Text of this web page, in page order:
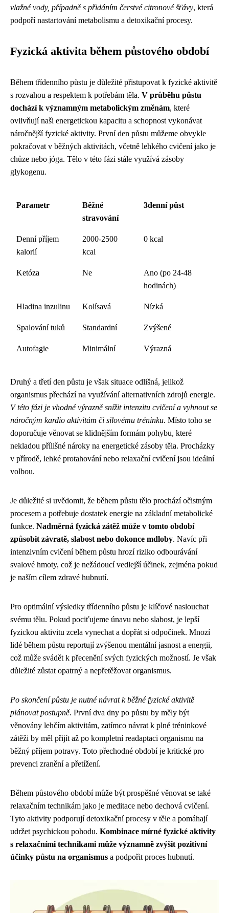
vlažné vody, případně s přidáním čerstvé citronové šťávy, která
podpoří nastartování metabolismu a detoxikační procesy.
Fyzická aktivita během půstového období
Během třídenního půstu je důležité přistupovat k fyzické aktivitě
s rozvahou a respektem k potřebám těla. V průběhu půstu
dochází k významným metabolickým změnám, které
ovlivňují naši energetickou kapacitu a schopnost vykonávat
náročnější fyzické aktivity. První den půstu můžeme obvykle
pokračovat v běžných aktivitách, včetně lehkého cvičení jako je
chůze nebo jóga. Tělo v této fázi stále využívá zásoby
glykogenu.
Parametr
Běžné
stravování
3denní půst
Denní příjem
kalorií
2000-2500
kcal
0 kcal
Ketóza Ne
Ano (po 24-48
hodinách)
Hladina inzulinu Kolísavá Nízká
Spalování tuků Standardní Zvýšené
Autofagie Minimální Výrazná
Druhý a třetí den půstu je však situace odlišná, jelikož
organismus přechází na využívání alternativních zdrojů energie.
V této fázi je vhodné výrazně snížit intenzitu cvičení a vyhnout se
náročným kardio aktivitám či silovému tréninku. Místo toho se
doporučuje věnovat se klidnějším formám pohybu, které
nekladou přílišné nároky na energetické zásoby těla. Procházky
v přírodě, lehké protahování nebo relaxační cvičení jsou ideální
volbou.
Je důležité si uvědomit, že během půstu tělo prochází očistným
procesem a potřebuje dostatek energie na základní metabolické
funkce. Nadměrná fyzická zátěž může v tomto období
způsobit závratě, slabost nebo dokonce mdloby. Navíc při
intenzivním cvičení během půstu hrozí riziko odbourávání
svalové hmoty, což je nežádoucí vedlejší účinek, zejména pokud
je naším cílem zdravé hubnutí.
Pro optimální výsledky třídenního půstu je klíčové naslouchat
svému tělu. Pokud pociťujeme únavu nebo slabost, je lepší
fyzickou aktivitu zcela vynechat a dopřát si odpočinek. Mnozí
lidé během půstu reportují zvýšenou mentální jasnost a energii,
což může svádět k přecenění svých fyzických možností. Je však
důležité zůstat opatrný a nepřetěžovat organismus.
Po skončení půstu je nutné návrat k běžné fyzické aktivitě
plánovat postupně. První dva dny po půstu by měly být
věnovány lehčím aktivitám, zatímco návrat k plné tréninkové
zátěži by měl přijít až po kompletní readaptaci organismu na
běžný příjem potravy. Toto přechodné období je kritické pro
prevenci zranění a přetížení.
Během půstového období může být prospěšné věnovat se také
relaxačním technikám jako je meditace nebo dechová cvičení.
Tyto aktivity podporují detoxikační procesy v těle a pomáhají
udržet psychickou pohodu. Kombinace mírné fyzické aktivity
s relaxačními technikami může významně zvýšit pozitivní
účinky půstu na organismus a podpořit proces hubnutí.